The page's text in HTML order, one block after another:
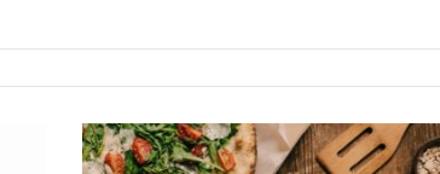
Uma
viagem